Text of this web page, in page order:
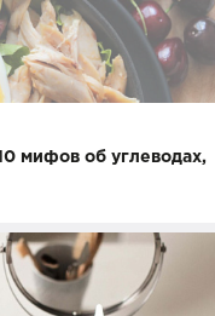
мифов об углеводах,